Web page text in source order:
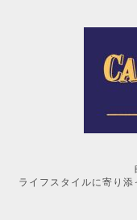
カ
自分だけの「
ライフスタイルに寄り